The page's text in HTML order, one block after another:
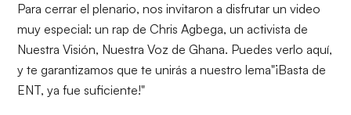
Para cerrar el plenario, nos invitaron a disfrutar un video
muy especial: un rap de Chris Agbega, un activista de
Nuestra Visión, Nuestra Voz de Ghana. Puedes verlo aquí,
y te garantizamos que te unirás a nuestro lema"¡Basta de
ENT, ya fue suficiente!"